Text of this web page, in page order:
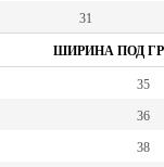
31
ШИРИНА ПОД
35
36
38